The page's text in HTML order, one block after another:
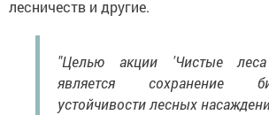
лесничеств и другие.
"Целью акции 'Чистые леса
является сохранение
устойчивости лесных